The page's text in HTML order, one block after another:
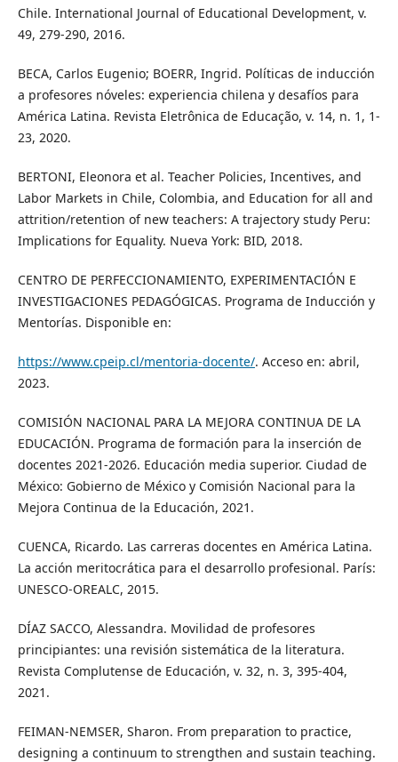
Chile. International Journal of Educational Development, v.
49, 279-290, 2016.
BECA, Carlos Eugenio; BOERR, Ingrid. Políticas de inducción
a profesores nóveles: experiencia chilena y desafíos para
América Latina. Revista Eletrônica de Educação, v. 14, n. 1, 1-
23, 2020.
BERTONI, Eleonora et al. Teacher Policies, Incentives, and
Labor Markets in Chile, Colombia, and Education for all and
attrition/retention of new teachers: A trajectory study Peru:
Implications for Equality. Nueva York: BID, 2018.
CENTRO DE PERFECCIONAMIENTO, EXPERIMENTACIÓN E
INVESTIGACIONES PEDAGÓGICAS. Programa de Inducción y
Mentorías. Disponible en:
https://www.cpeip.cl/mentoria-docente/. Acceso en: abril,
2023.
COMISIÓN NACIONAL PARA LA MEJORA CONTINUA DE LA
EDUCACIÓN. Programa de formación para la inserción de
docentes 2021-2026. Educación media superior. Ciudad de
México: Gobierno de México y Comisión Nacional para la
Mejora Continua de la Educación, 2021.
CUENCA, Ricardo. Las carreras docentes en América Latina.
La acción meritocrática para el desarrollo profesional. París:
UNESCO-OREALC, 2015.
DÍAZ SACCO, Alessandra. Movilidad de profesores
principiantes: una revisión sistemática de la literatura.
Revista Complutense de Educación, v. 32, n. 3, 395-404,
2021.
FEIMAN-NEMSER, Sharon. From preparation to practice,
designing a continuum to strengthen and sustain teaching.